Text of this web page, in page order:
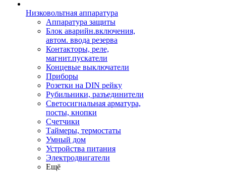
Низковольтная аппаратура
Аппаратура защиты
Блок аварийн.включения,
автом. ввода резерва
Контакторы, реле,
магнит.пускатели
Концевые выключатели
Приборы
Розетки на DIN рейку
Рубильники, разъединители
Светосигнальная арматура,
посты, кнопки
Счетчики
Таймеры, термостаты
Умный дом
Устройства питания
Электродвигатели
Ещё